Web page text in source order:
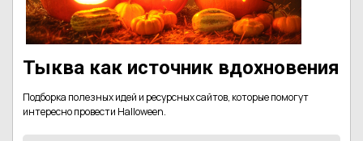
Тыква как источник вдохновения
Подборка полезных идей и ресурсных сайтов, которые помогут
интересно провести Halloween.